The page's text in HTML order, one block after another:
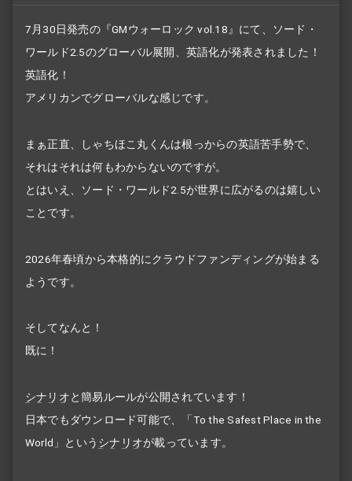
7月30日発売の『GMウォーロック vol.18』にて、ソード・
ワールド2.5のグローバル展開、英語化が発表されました！
英語化！
アメリカンでグローバルな感じです。
まぁ正直、しゃちほこ丸くんは根っからの英語苦手勢で、
それはそれは何もわからないのですが。
とはいえ、ソード・ワールド2.5が世界に広がるのは嬉しい
ことです。
2026年春頃から本格的にクラウドファンディングが始まる
ようです。
そしてなんと！
既に！
シナリオと簡易ルールが公開されています！
日本でもダウンロード可能で、「To the Safest Place in the
World」という シナリオが載っています。